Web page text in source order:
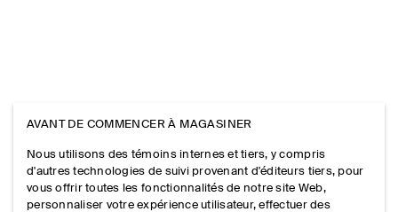
AVANT DE COMMENCER À MAGASINER
Nous utilisons des témoins internes et tiers, y compris
d'autres technologies de suivi provenant d'éditeurs tiers, pour
vous offrir toutes les fonctionnalités de notre site Web,
personnaliser votre expérience utilisateur, effectuer des